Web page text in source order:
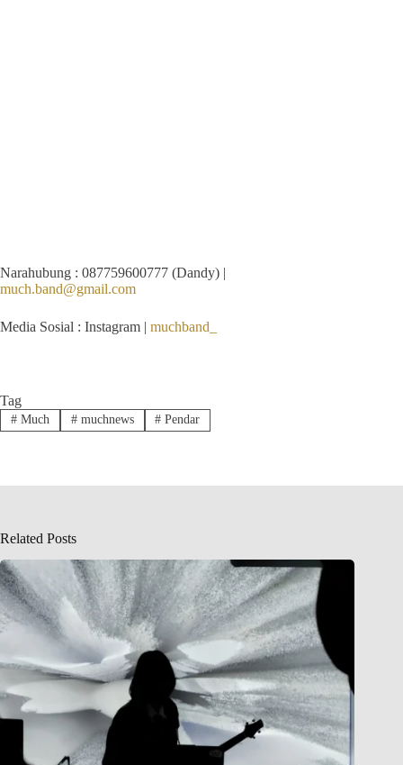
Narahubung : 087759600777 (Dandy) |
much.band@gmail.com
Media Sosial : Instagram | muchband_
Tag
#Much #muchnews # Pendar
Related Posts